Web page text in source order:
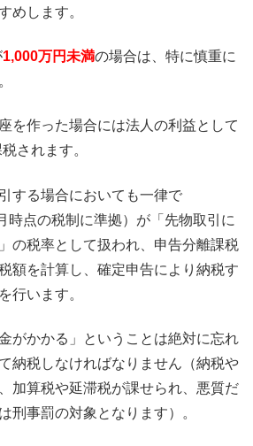
めします。
1,000万円未満の場合は、特に慎重に
を作った場合には法人の利益として
されます。
する場合においても一律で
時点の税制に準拠）が「先物取引に
の税率として扱われ、申告分離課税
額を計算し、確定申告により納税す
行います。
がかかる」ということは絶対に忘れ
納税しなければなりません（納税や
加算税や延滞税が課せられ、悪質だ
刑事罰の対象となります）。